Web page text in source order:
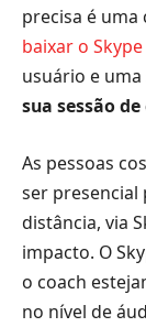
precisa é
baixar o Skype
usuário e
sua sessão
As pessoas
ser presencial
distância, via
impacto. O
o coach
no nível de